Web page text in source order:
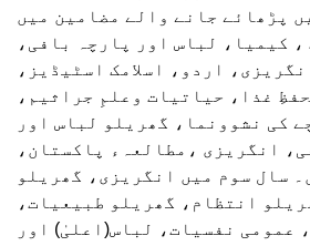
پڑھائے جانے والے مضامین میں
، کیمیا، لباس اور پارچہ بافی،
اردو، اسلامک اسٹیڈیز،
غذا، حیاتیات وعلمِ جراثیم،
کی نشوونما، گھریلو لباس اور
انگریزی ،مطالعہء پاکستان،
سال سوم میں انگریزی، گھریلو
انتظام، گھریلو طبیعیات،
عمومی نفسیات، لباس(اعلیٰ) اور